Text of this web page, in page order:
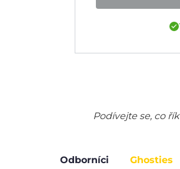
Podívejte se, co
Odborníci Ghosties